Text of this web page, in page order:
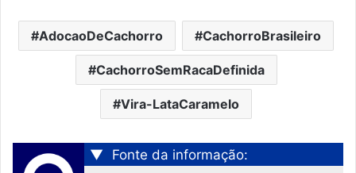
AdocaoDeCachorro CachorroBrasileiro
CachorroSemRacaDefinida
Vira-LataCaramelo
▼
Fonte da informação: